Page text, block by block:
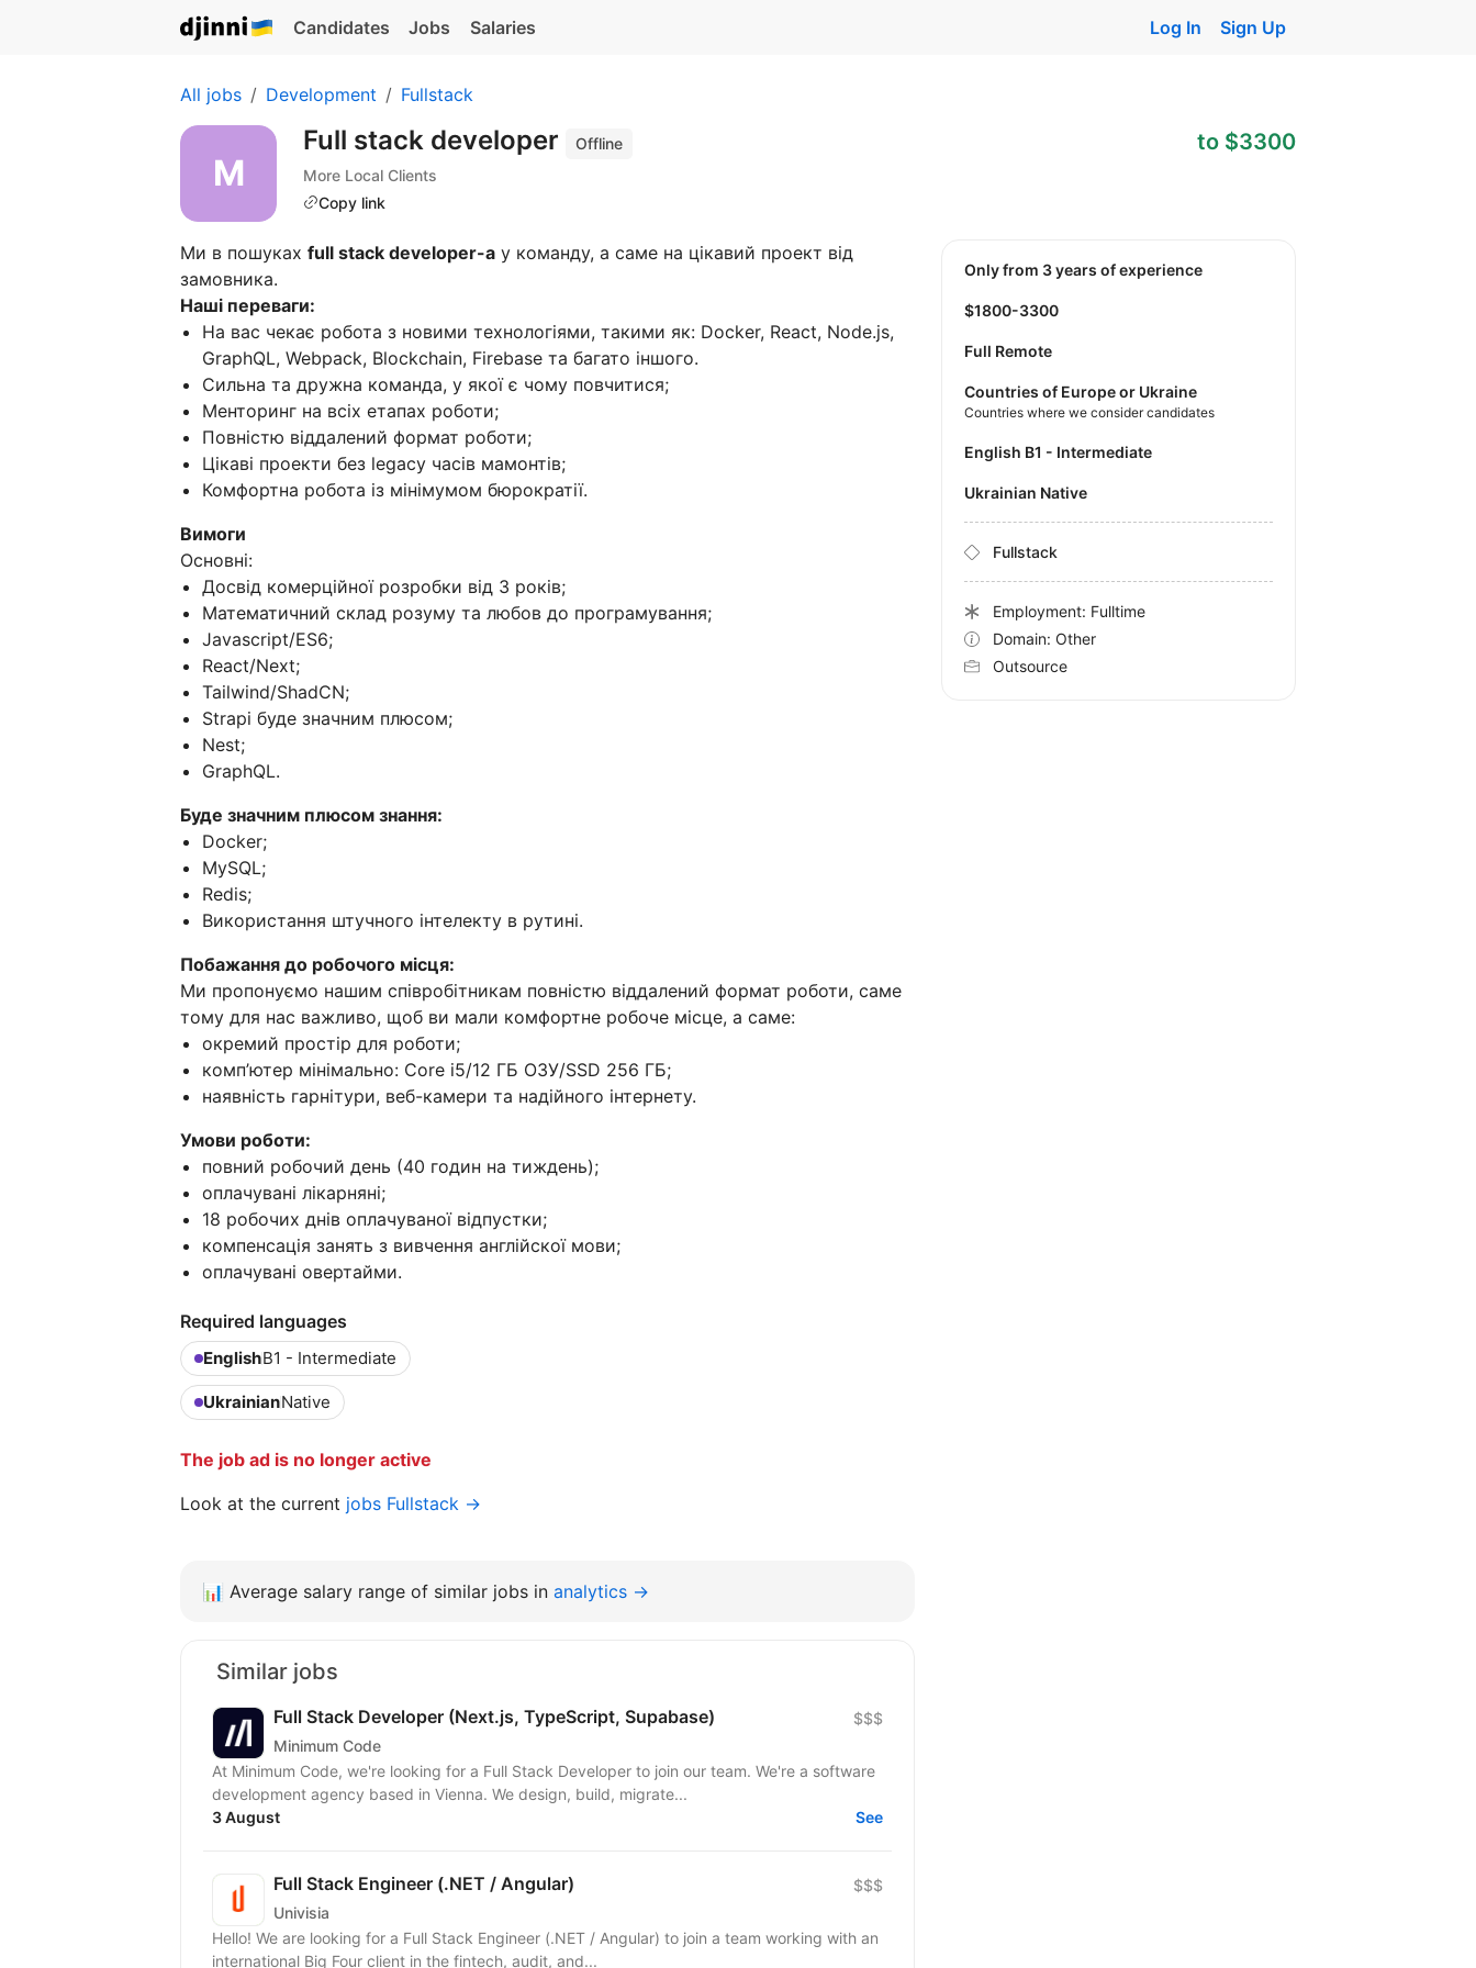
Candidates Jobs Salaries Log In Sign Up
All jobs Development Fullstack
Full stack developer
Offline
More Local Clients
Copy link
to $3300
Ми в пошуках full stack developer-а у команду, а саме на цікавий проект від
замовника.
Наші переваги:
На вас чекає робота з новими технологіями, такими як: Docker, React, Node.js,
GraphQL, Webpack, Blockchain, Firebase та багато іншого.
Сильна та дружна команда, у якої є чому повчитися;
Менторинг на всіх етапах роботи;
Повністю віддалений формат роботи;
Цікаві проекти без legacy часів мамонтів;
Комфортна робота із мінімумом бюрократії.
Вимоги
Основні:
Досвід комерційної розробки від 3 років;
Математичний склад розуму та любов до програмування;
Javascript/ES6;
React/Next;
Tailwind/ShadCN;
Strapi буде значним плюсом;
Nest;
GraphQL.
Буде значним плюсом знання:
Docker;
MySQL;
Redis;
Використання штучного інтелекту в рутині.
Побажання до робочого місця:
Ми пропонуємо нашим співробітникам повністю віддалений формат роботи, саме
тому для нас важливо, щоб ви мали комфортне робоче місце, а саме:
окремий простір для роботи;
комп’ютер мінімально: Core i5/12 ГБ ОЗУ/SSD 256 ГБ;
наявність гарнітури, веб-камери та надійного інтернету.
Умови роботи:
повний робочий день (40 годин на тиждень);
оплачувані лікарняні;
18 робочих днів оплачуваної відпустки;
компенсація занять з вивчення англійскої мови;
оплачувані овертайми.
Required languages
EnglishB1 - Intermediate
UkrainianNative
The job ad is no longer active
Look at the current jobs Fullstack →
Only from 3 years of experience
$1800-3300
Full Remote
Countries of Europe or Ukraine
Countries where we consider candidates
English B1 - Intermediate
Ukrainian Native
Fullstack
Employment: Fulltime
Domain: Other
Outsource
📊 Average salary range of similar jobs in analytics →
Similar jobs
Full Stack Developer (Next.js, TypeScript, Supabase)
Minimum Code
$$$
At Minimum Code, we're looking for a Full Stack Developer to join our team. We're a software
development agency based in Vienna. We design, build, migrate...
3 August
See
Full Stack Engineer (.NET / Angular)
Univisia
$$$
Hello! We are looking for a Full Stack Engineer (.NET / Angular) to join a team working with an
international Big Four client in the fintech, audit, and...